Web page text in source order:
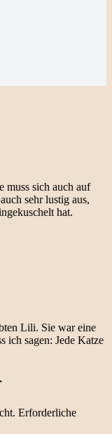
muss sich auch auf
sehr lustig aus,
hat.
Lili. Sie war eine
ich sagen: Jede Katze
Erforderliche